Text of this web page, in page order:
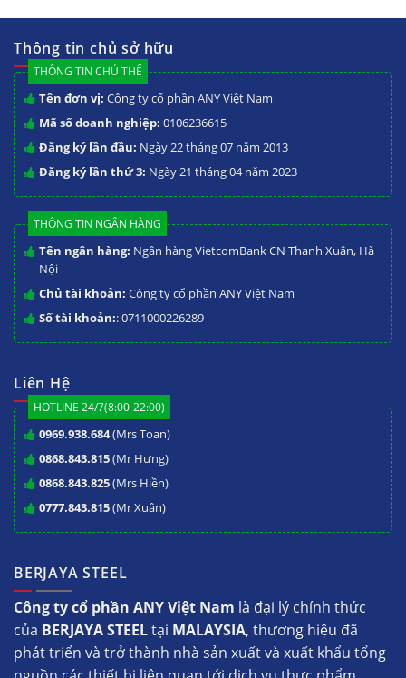
Thông tin chủ sở hữu
THÔNG TIN CHỦ THỂ
Tên đơn vị: Công ty cổ phần ANY Việt Nam
Mã số doanh nghiệp: 0106236615
Đăng ký lần đầu: Ngày 22 tháng 07 năm 2013
Đăng ký lần thứ 3: Ngày 21 tháng 04 năm 2023
THÔNG TIN NGÂN HÀNG
Tên ngân hàng: Ngân hàng VietcomBank CN Thanh Xuân, Hà
Nội
Chủ tài khoản: Công ty cổ phần ANY Việt Nam
Số tài khoản:: 0711000226289
Liên Hệ
HOTLINE 24/7(8:00-22:00)
0969.938.684(Mrs Toan)
0868.843.815(Mr Hưng)
0868.843.825(Mrs Hiền)
0777.843.815(Mr Xuân)
BERJAYA STEEL
Công ty cổ phần ANY Việt Nam là đại lý chính thức
của BERJAYA STEELtại MALAYSIA, thương hiệu đã
phát triển và trở thành nhà sản xuất và xuất khẩu tổng